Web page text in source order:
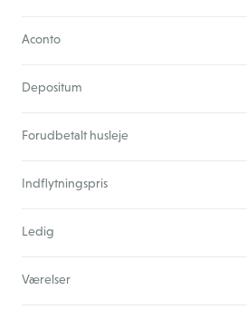
Aconto
Depositum
Forudbetalt husleje
Indflytningspris
Ledig
Værelser